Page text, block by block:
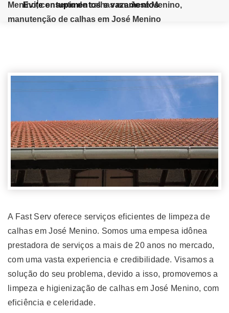
Menino, conserto de calhas em José Menino,
manutenção de calhas em José Menino
Evite entupimentos e vazamentos
A Fast Serv oferece serviços eficientes de limpeza de
calhas em José Menino. Somos uma empesa idônea
prestadora de serviços a mais de 20 anos no mercado,
com uma vasta experiencia e credibilidade. Visamos a
solução do seu problema, devido a isso, promovemos a
limpeza e higienização de calhas em José Menino, com
eficiência e celeridade.